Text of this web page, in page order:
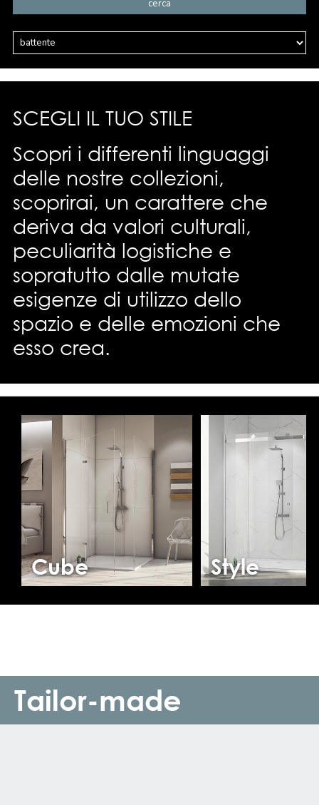
SCEGLI IL TUO STILE
Scopri i differenti linguaggi
delle nostre collezioni,
scoprirai, un carattere che
deriva da valori culturali,
peculiarità logistiche e
sopratutto dalle mutate
esigenze di utilizzo dello
spazio e delle emozioni che
esso crea.
Cube Style
Tailor-made